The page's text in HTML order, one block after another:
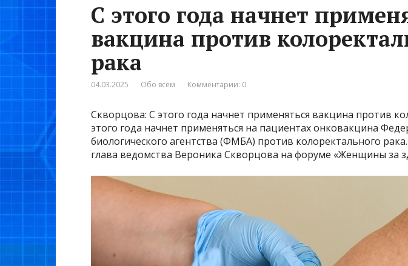
С этого года начнет
вакцина против
рака
04.03.2025 Обо всем Комментарии: 0
Скворцова: С этого года начнет применяться вакцина против
этого года начнет применяться на пациентах онковакцина
биологического агентства (ФМБА) против колоректального
глава ведомства Вероника Скворцова на форуме «Женщины за